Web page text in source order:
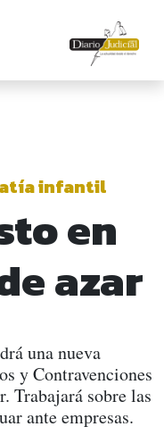
infantil
en
azar
una nueva
y Contravenciones
Trabajará sobre las
ante empresas.